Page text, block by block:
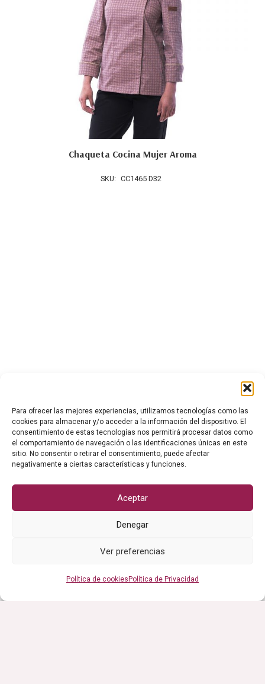
Para ofrecer las mejores experiencias, utilizamos tecnologías como las
cookies para almacenar y/o acceder a la información del dispositivo. El
consentimiento de estas tecnologías nos permitirá procesar datos como
el comportamiento de navegación o las identificaciones únicas en este
sitio. No consentir o retirar el consentimiento, puede afectar
negativamente a ciertas características y funciones.
Aceptar
Denegar
Ver preferencias
Política de cookies Política de Privacidad
Chaqueta Cocina Mujer Aroma
SKU: CC1465 D32
Chaqueta Cocina Mujer De Puchero